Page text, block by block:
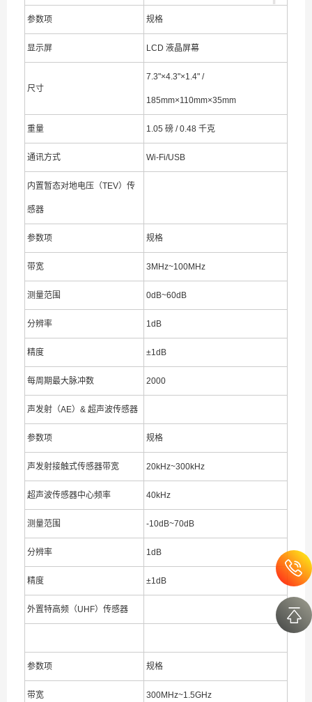
参数项 规格
显示屏 LCD 液晶屏幕
尺寸
7.3"×4.3"×1.4" /
185mm×110mm×35mm
重量 1.05 磅 / 0.48 千克
通讯方式 Wi-Fi/USB
内置暂态对地电压（TEV）传
感器
参数项 规格
带宽 3MHz~100MHz
测量范围 0dB~60dB
分辨率 1dB
精度 ±1dB
每周期最大脉冲数 2000
声发射（AE）& 超声波传感器
参数项 规格
声发射接触式传感器带宽 20kHz~300kHz
超声波传感器中心频率 40kHz
测量范围 -10dB~70dB
分辨率 1dB
精度 ±1dB
外置特高频（UHF）传感器
参数项 规格
带宽 300MHz~1.5GHz